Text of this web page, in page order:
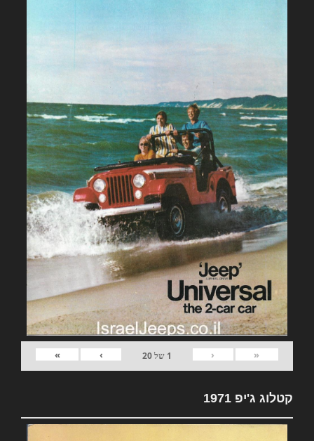
«
‹
1 של20
›
»
קטלוג ג'יפ 1971